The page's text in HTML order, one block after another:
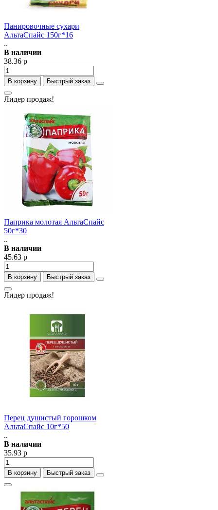
Панировочные сухари
АльтаСпайс 150г*16
..
В наличии
38.36 р
В корзину Быстрый заказ
Лидер продаж!
Паприка молотая АльтаСпайс
50г*30
..
В наличии
45.63 р
В корзину Быстрый заказ
Лидер продаж!
Перец душистый горошком
АльтаСпайс 10г*50
..
В наличии
35.93 р
В корзину Быстрый заказ